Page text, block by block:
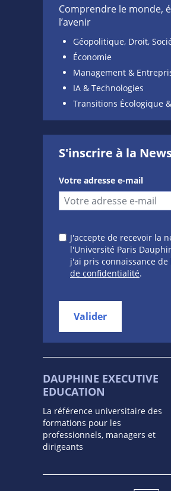
Comprendre le monde,
l’avenir
Géopolitique, Droit,
Économie
Management &
IA & Technologies
Transitions Écologique
S'inscrire à la
Votre adresse e-mail
J'accepte de recevoir la
l'Université Paris
j'ai pris connaissance de
de confidentialité.
Valider
DAUPHINE EXECUTIVE
EDUCATION
La référence universitaire des
formations pour les
professionnels, managers et
dirigeants